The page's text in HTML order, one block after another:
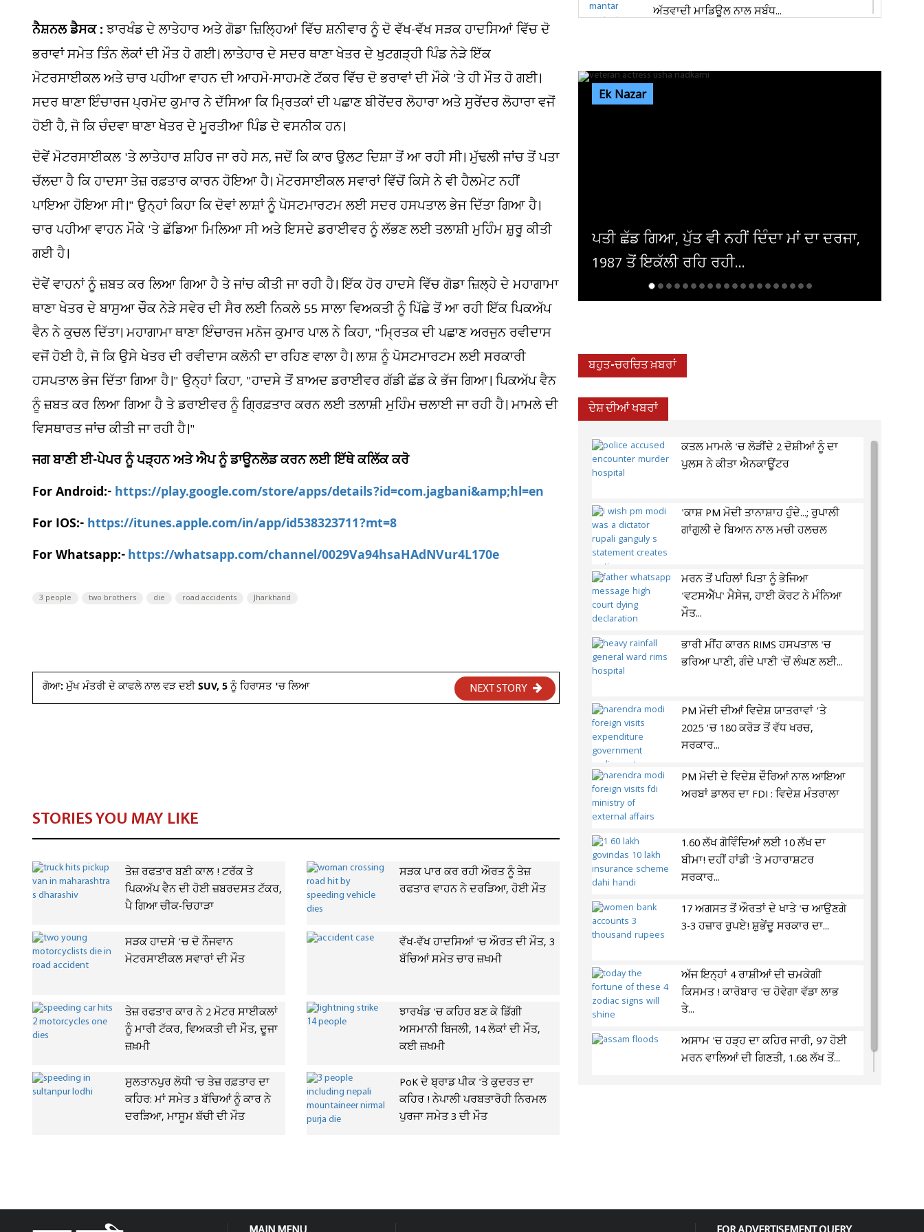
ਨੈਸ਼ਨਲ ਡੈਸਕ :ਝਾਰਖੰਡ ਦੇ ਲਾਤੇਹਾਰ ਅਤੇ ਗੋਡਾ ਜ਼ਿਲ੍ਹਿਆਂ ਵਿੱਚ ਸ਼ਨੀਵਾਰ ਨੂੰ ਦੋ ਵੱਖ-ਵੱਖ ਸੜਕ ਹਾਦਸਿਆਂ ਵਿੱਚ ਦੋ
ਭਰਾਵਾਂ ਸਮੇਤ ਤਿੰਨ ਲੋਕਾਂ ਦੀ ਮੌਤ ਹੋ ਗਈ। ਲਾਤੇਹਾਰ ਦੇ ਸਦਰ ਥਾਣਾ ਖੇਤਰ ਦੇ ਖੁਟਗੜ੍ਹੀ ਪਿੰਡ ਨੇੜੇ ਇੱਕ
ਮੋਟਰਸਾਈਕਲ ਅਤੇ ਚਾਰ ਪਹੀਆ ਵਾਹਨ ਦੀ ਆਹਮੋ-ਸਾਹਮਣੇ ਟੱਕਰ ਵਿੱਚ ਦੋ ਭਰਾਵਾਂ ਦੀ ਮੌਕੇ 'ਤੇ ਹੀ ਮੌਤ ਹੋ ਗਈ।
ਸਦਰ ਥਾਣਾ ਇੰਚਾਰਜ ਪ੍ਰਮੋਦ ਕੁਮਾਰ ਨੇ ਦੱਸਿਆ ਕਿ ਮ੍ਰਿਤਕਾਂ ਦੀ ਪਛਾਣ ਬੀਰੇਂਦਰ ਲੋਹਾਰਾ ਅਤੇ ਸੁਰੇਂਦਰ ਲੋਹਾਰਾ ਵਜੋਂ
ਹੋਈ ਹੈ, ਜੋ ਕਿ ਚੰਦਵਾ ਥਾਣਾ ਖੇਤਰ ਦੇ ਮੂਰਤੀਆ ਪਿੰਡ ਦੇ ਵਸਨੀਕ ਹਨ।
ਦੋਵੇਂ ਮੋਟਰਸਾਈਕਲ 'ਤੇ ਲਾਤੇਹਾਰ ਸ਼ਹਿਰ ਜਾ ਰਹੇ ਸਨ, ਜਦੋਂ ਕਿ ਕਾਰ ਉਲਟ ਦਿਸ਼ਾ ਤੋਂ ਆ ਰਹੀ ਸੀ। ਮੁੱਢਲੀ ਜਾਂਚ ਤੋਂ ਪਤਾ
ਚੱਲਦਾ ਹੈ ਕਿ ਹਾਦਸਾ ਤੇਜ਼ ਰਫ਼ਤਾਰ ਕਾਰਨ ਹੋਇਆ ਹੈ। ਮੋਟਰਸਾਈਕਲ ਸਵਾਰਾਂ ਵਿੱਚੋਂ ਕਿਸੇ ਨੇ ਵੀ ਹੈਲਮੇਟ ਨਹੀਂ
ਪਾਇਆ ਹੋਇਆ ਸੀ।" ਉਨ੍ਹਾਂ ਕਿਹਾ ਕਿ ਦੋਵਾਂ ਲਾਸ਼ਾਂ ਨੂੰ ਪੋਸਟਮਾਰਟਮ ਲਈ ਸਦਰ ਹਸਪਤਾਲ ਭੇਜ ਦਿੱਤਾ ਗਿਆ ਹੈ।
ਚਾਰ ਪਹੀਆ ਵਾਹਨ ਮੌਕੇ 'ਤੇ ਛੱਡਿਆ ਮਿਲਿਆ ਸੀ ਅਤੇ ਇਸਦੇ ਡਰਾਈਵਰ ਨੂੰ ਲੱਭਣ ਲਈ ਤਲਾਸ਼ੀ ਮੁਹਿੰਮ ਸ਼ੁਰੂ ਕੀਤੀ
ਗਈ ਹੈ।
ਦੋਵੇਂ ਵਾਹਨਾਂ ਨੂੰ ਜ਼ਬਤ ਕਰ ਲਿਆ ਗਿਆ ਹੈ ਤੇ ਜਾਂਚ ਕੀਤੀ ਜਾ ਰਹੀ ਹੈ। ਇੱਕ ਹੋਰ ਹਾਦਸੇ ਵਿੱਚ ਗੋਡਾ ਜ਼ਿਲ੍ਹੇ ਦੇ ਮਹਾਗਾਮਾ
ਥਾਣਾ ਖੇਤਰ ਦੇ ਬਾਸੁਆ ਚੌਕ ਨੇੜੇ ਸਵੇਰ ਦੀ ਸੈਰ ਲਈ ਨਿਕਲੇ 55 ਸਾਲਾ ਵਿਅਕਤੀ ਨੂੰ ਪਿੱਛੇ ਤੋਂ ਆ ਰਹੀ ਇੱਕ ਪਿਕਅੱਪ
ਵੈਨ ਨੇ ਕੁਚਲ ਦਿੱਤਾ। ਮਹਾਗਾਮਾ ਥਾਣਾ ਇੰਚਾਰਜ ਮਨੋਜ ਕੁਮਾਰ ਪਾਲ ਨੇ ਕਿਹਾ, "ਮ੍ਰਿਤਕ ਦੀ ਪਛਾਣ ਅਰਜੁਨ ਰਵੀਦਾਸ
ਵਜੋਂ ਹੋਈ ਹੈ, ਜੋ ਕਿ ਉਸੇ ਖੇਤਰ ਦੀ ਰਵੀਦਾਸ ਕਲੋਨੀ ਦਾ ਰਹਿਣ ਵਾਲਾ ਹੈ। ਲਾਸ਼ ਨੂੰ ਪੋਸਟਮਾਰਟਮ ਲਈ ਸਰਕਾਰੀ
ਹਸਪਤਾਲ ਭੇਜ ਦਿੱਤਾ ਗਿਆ ਹੈ।" ਉਨ੍ਹਾਂ ਕਿਹਾ, "ਹਾਦਸੇ ਤੋਂ ਬਾਅਦ ਡਰਾਈਵਰ ਗੱਡੀ ਛੱਡ ਕੇ ਭੱਜ ਗਿਆ। ਪਿਕਅੱਪ ਵੈਨ
ਨੂੰ ਜ਼ਬਤ ਕਰ ਲਿਆ ਗਿਆ ਹੈ ਤੇ ਡਰਾਈਵਰ ਨੂੰ ਗ੍ਰਿਫ਼ਤਾਰ ਕਰਨ ਲਈ ਤਲਾਸ਼ੀ ਮੁਹਿੰਮ ਚਲਾਈ ਜਾ ਰਹੀ ਹੈ। ਮਾਮਲੇ ਦੀ
ਵਿਸਥਾਰਤ ਜਾਂਚ ਕੀਤੀ ਜਾ ਰਹੀ ਹੈ।"
ਜਗ ਬਾਣੀ ਈ-ਪੇਪਰ ਨੂੰ ਪੜ੍ਹਨ ਅਤੇ ਐਪ ਨੂੰ ਡਾਊਨਲੋਡ ਕਰਨ ਲਈ ਇੱਥੇ ਕਲਿੱਕ ਕਰੋ
For Android:-https://play.google.com/store/apps/details?id=com.jagbani&amp;hl=en
For IOS:-https://itunes.apple.com/in/app/id538323711?mt=8
For Whatsapp:-https://whatsapp.com/channel/0029Va94hsaHAdNVur4L170e
3 people two brothers die road accidents Jharkhand
ਗੋਆ: ਮੁੱਖ ਮੰਤਰੀ ਦੇ ਕਾਫਲੇ ਨਾਲ ਵੜ ਦਈ SUV, 5 ਨੂੰ ਹਿਰਾਸਤ 'ਚ ਲਿਆ NEXT STORY
STORIES YOU MAY LIKE
ਤੇਜ਼ ਰਫਤਾਰ ਬਣੀ ਕਾਲ ! ਟਰੱਕ ਤੇ
ਪਿਕਅੱਪ ਵੈਨ ਦੀ ਹੋਈ ਜ਼ਬਰਦਸਤ ਟੱਕਰ,
ਪੈ ਗਿਆ ਚੀਕ-ਚਿਹਾੜਾ
ਸੜਕ ਪਾਰ ਕਰ ਰਹੀ ਔਰਤ ਨੂੰ ਤੇਜ਼
ਰਫਤਾਰ ਵਾਹਨ ਨੇ ਦਰੜਿਆ, ਹੋਈ ਮੌਤ
ਸੜਕ ਹਾਦਸੇ ’ਚ ਦੋ ਨੌਜਵਾਨ
ਮੋਟਰਸਾਈਕਲ ਸਵਾਰਾਂ ਦੀ ਮੌਤ
ਵੱਖ-ਵੱਖ ਹਾਦਸਿਆਂ 'ਚ ਔਰਤ ਦੀ ਮੌਤ, 3
ਬੱਚਿਆਂ ਸਮੇਤ ਚਾਰ ਜ਼ਖਮੀ
ਤੇਜ਼ ਰਫਤਾਰ ਕਾਰ ਨੇ 2 ਮੋਟਰ ਸਾਈਕਲਾਂ
ਨੂੰ ਮਾਰੀ ਟੱਕਰ, ਵਿਅਕਤੀ ਦੀ ਮੌਤ, ਦੂਜਾ
ਜ਼ਖ਼ਮੀ
ਝਾਰਖੰਡ 'ਚ ਕਹਿਰ ਬਣ ਕੇ ਡਿੱਗੀ
ਅਸਮਾਨੀ ਬਿਜਲੀ, 14 ਲੋਕਾਂ ਦੀ ਮੌਤ,
ਕਈ ਜ਼ਖਮੀ
ਸੁਲਤਾਨਪੁਰ ਲੋਧੀ 'ਚ ਤੇਜ਼ ਰਫ਼ਤਾਰ ਦਾ
ਕਹਿਰ: ਮਾਂ ਸਮੇਤ 3 ਬੱਚਿਆਂ ਨੂੰ ਕਾਰ ਨੇ
ਦਰੜਿਆ, ਮਾਸੂਮ ਬੱਚੀ ਦੀ ਮੌਤ
PoK ਦੇ ਬ੍ਰਾਡ ਪੀਕ 'ਤੇ ਕੁਦਰਤ ਦਾ
ਕਹਿਰ ! ਨੇਪਾਲੀ ਪਰਬਤਾਰੋਹੀ ਨਿਰਮਲ
ਪੁਰਜਾ ਸਮੇਤ 3 ਦੀ ਮੌਤ
ਅੱਤਵਾਦੀ ਮਾਡਿਊਲ ਨਾਲ ਸਬੰਧ...
Ek Nazar
ਪਤੀ ਛੱਡ ਗਿਆ, ਪੁੱਤ ਵੀ ਨਹੀਂ ਦਿੰਦਾ ਮਾਂ ਦਾ ਦਰਜਾ,
ਕੈਨੇਡਾ 'ਚ ਲੁਟੇਰੇ ਨੇ ਪੰਜਾਬੀ ਕਾਰੋਬਾਰੀ ਦਾ ਕਰ'ਤਾ
ਕਤਲ
ਬਹੁਤ-ਚਰਚਿਤ ਖ਼ਬਰਾਂ
ਦੇਸ਼ ਦੀਆਂ ਖਬਰਾਂ
ਕਤਲ ਮਾਮਲੇ 'ਚ ਲੋੜੀਂਦੇ 2 ਦੋਸ਼ੀਆਂ ਨੂੰ ਦਾ
ਪੁਲਸ ਨੇ ਕੀਤਾ ਐਨਕਾਊਂਟਰ
'ਕਾਸ਼ PM ਮੋਦੀ ਤਾਨਾਸ਼ਾਹ ਹੁੰਦੇ...; ਰੁਪਾਲੀ
ਗਾਂਗੁਲੀ ਦੇ ਬਿਆਨ ਨਾਲ ਮਚੀ ਹਲਚਲ
ਮਰਨ ਤੋਂ ਪਹਿਲਾਂ ਪਿਤਾ ਨੂੰ ਭੇਜਿਆ
'ਵਟਸਐੱਪ' ਮੈਸੇਜ, ਹਾਈ ਕੋਰਟ ਨੇ ਮੰਨਿਆ
ਮੌਤ...
ਭਾਰੀ ਮੀਂਹ ਕਾਰਨ RIMS ਹਸਪਤਾਲ 'ਚ
ਭਰਿਆ ਪਾਣੀ, ਗੰਦੇ ਪਾਣੀ 'ਚੋਂ ਲੰਘਣ ਲਈ...
PM ਮੋਦੀ ਦੀਆਂ ਵਿਦੇਸ਼ ਯਾਤਰਾਵਾਂ ’ਤੇ
2025 ’ਚ 180 ਕਰੋੜ ਤੋਂ ਵੱਧ ਖਰਚ,
ਸਰਕਾਰ...
PM ਮੋਦੀ ਦੇ ਵਿਦੇਸ਼ ਦੌਰਿਆਂ ਨਾਲ ਆਇਆ
ਅਰਬਾਂ ਡਾਲਰ ਦਾ FDI : ਵਿਦੇਸ਼ ਮੰਤਰਾਲਾ
1.60 ਲੱਖ ਗੋਵਿੰਦਿਆਂ ਲਈ 10 ਲੱਖ ਦਾ
ਬੀਮਾ! ਦਹੀਂ ਹਾਂਡੀ 'ਤੇ ਮਹਾਰਾਸ਼ਟਰ
ਸਰਕਾਰ...
17 ਅਗਸਤ ਤੋਂ ਔਰਤਾਂ ਦੇ ਖਾਤੇ 'ਚ ਆਉਣਗੇ
3-3 ਹਜ਼ਾਰ ਰੁਪਏ! ਸ਼ੁਭੇਂਦੂ ਸਰਕਾਰ ਦਾ...
ਅੱਜ ਇਨ੍ਹਾਂ 4 ਰਾਸ਼ੀਆਂ ਦੀ ਚਮਕੇਗੀ
ਕਿਸਮਤ ! ਕਾਰੋਬਾਰ 'ਚ ਹੋਵੇਗਾ ਵੱਡਾ ਲਾਭ
ਤੇ...
ਅਸਾਮ 'ਚ ਹੜ੍ਹ ਦਾ ਕਹਿਰ ਜਾਰੀ, 97 ਹੋਈ
ਮਰਨ ਵਾਲਿਆਂ ਦੀ ਗਿਣਤੀ, 1.68 ਲੱਖ ਤੋਂ...